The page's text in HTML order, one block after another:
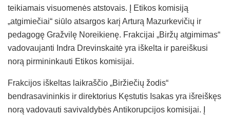
teikiamais visuomenės atstovais. Į Etikos komisiją
„atgimiečiai“ siūlo atsargos karį Arturą Mazurkevičių ir
pedagogę Gražvilę Noreikienę. Frakcijai „Biržų atgimimas“
vadovaujanti Indra Drevinskaitė yra iškelta ir pareiškusi
norą pirmininkauti Etikos komisijai.
Frakcijos iškeltas laikraščio „Biržiečių žodis“
bendrasavininkis ir direktorius Kęstutis Isakas yra išreiškęs
norą vadovauti savivaldybės Antikorupcijos komisijai. Į